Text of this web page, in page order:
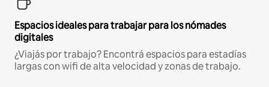
Espacios ideales para trabajar para los nómades
digitales
¿Viajás por trabajo? Encontrá espacios para estadías
largas con wifi de alta velocidad y zonas de trabajo.